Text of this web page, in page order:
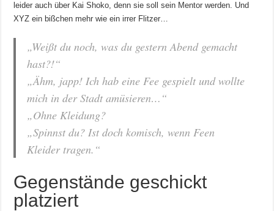
leider auch über Kai Shoko, denn sie soll sein Mentor werden. Und
XYZ ein bißchen mehr wie ein irrer Flitzer…
„Weißt du noch, was du gestern Abend gemacht
hast?!“
„Ähm, japp! Ich hab eine Fee gespielt und wollte
mich in der Stadt amüsieren…“
„Ohne Kleidung?
„Spinnst du? Ist doch komisch, wenn Feen
Kleider tragen.“
Gegenstände geschickt
platziert